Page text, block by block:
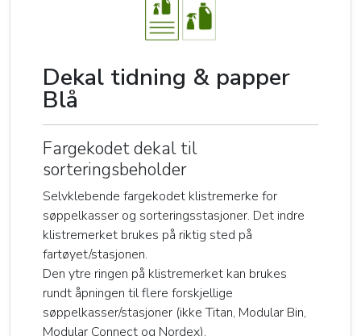
Dekal tidning & papper
Blå
Fargekodet dekal til
sorteringsbeholder
Selvklebende fargekodet klistremerke for
søppelkasser og sorteringsstasjoner. Det indre
klistremerket brukes på riktig sted på
fartøyet/stasjonen.
Den ytre ringen på klistremerket kan brukes
rundt åpningen til flere forskjellige
søppelkasser/stasjoner (ikke Titan, Modular Bin,
Modular Connect og Nordex).